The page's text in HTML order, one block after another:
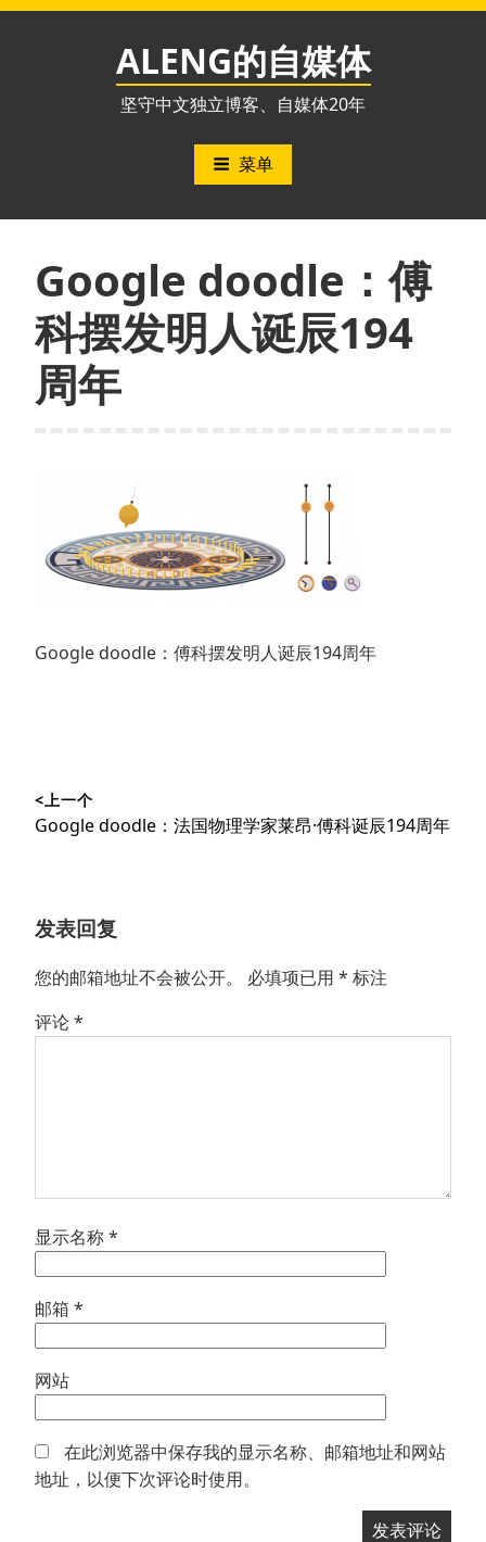
跳
ALENG的自媒体
坚守中文独立博客、自媒体20年
菜单
Google doodle：傅
科摆发明人诞辰194
周年
Google doodle：傅科摆发明人诞辰194周年
章
<上一个
上
Google doodle：法国物理学家莱昂·傅科诞辰194周年
发表回复
您的邮箱地址不会被公开。 必填项已用 * 标注
评论*
显示名称*
邮箱 *
网站
在此浏览器中保存我的显示名称、邮箱地址和网站
地址，以便下次评论时使用。